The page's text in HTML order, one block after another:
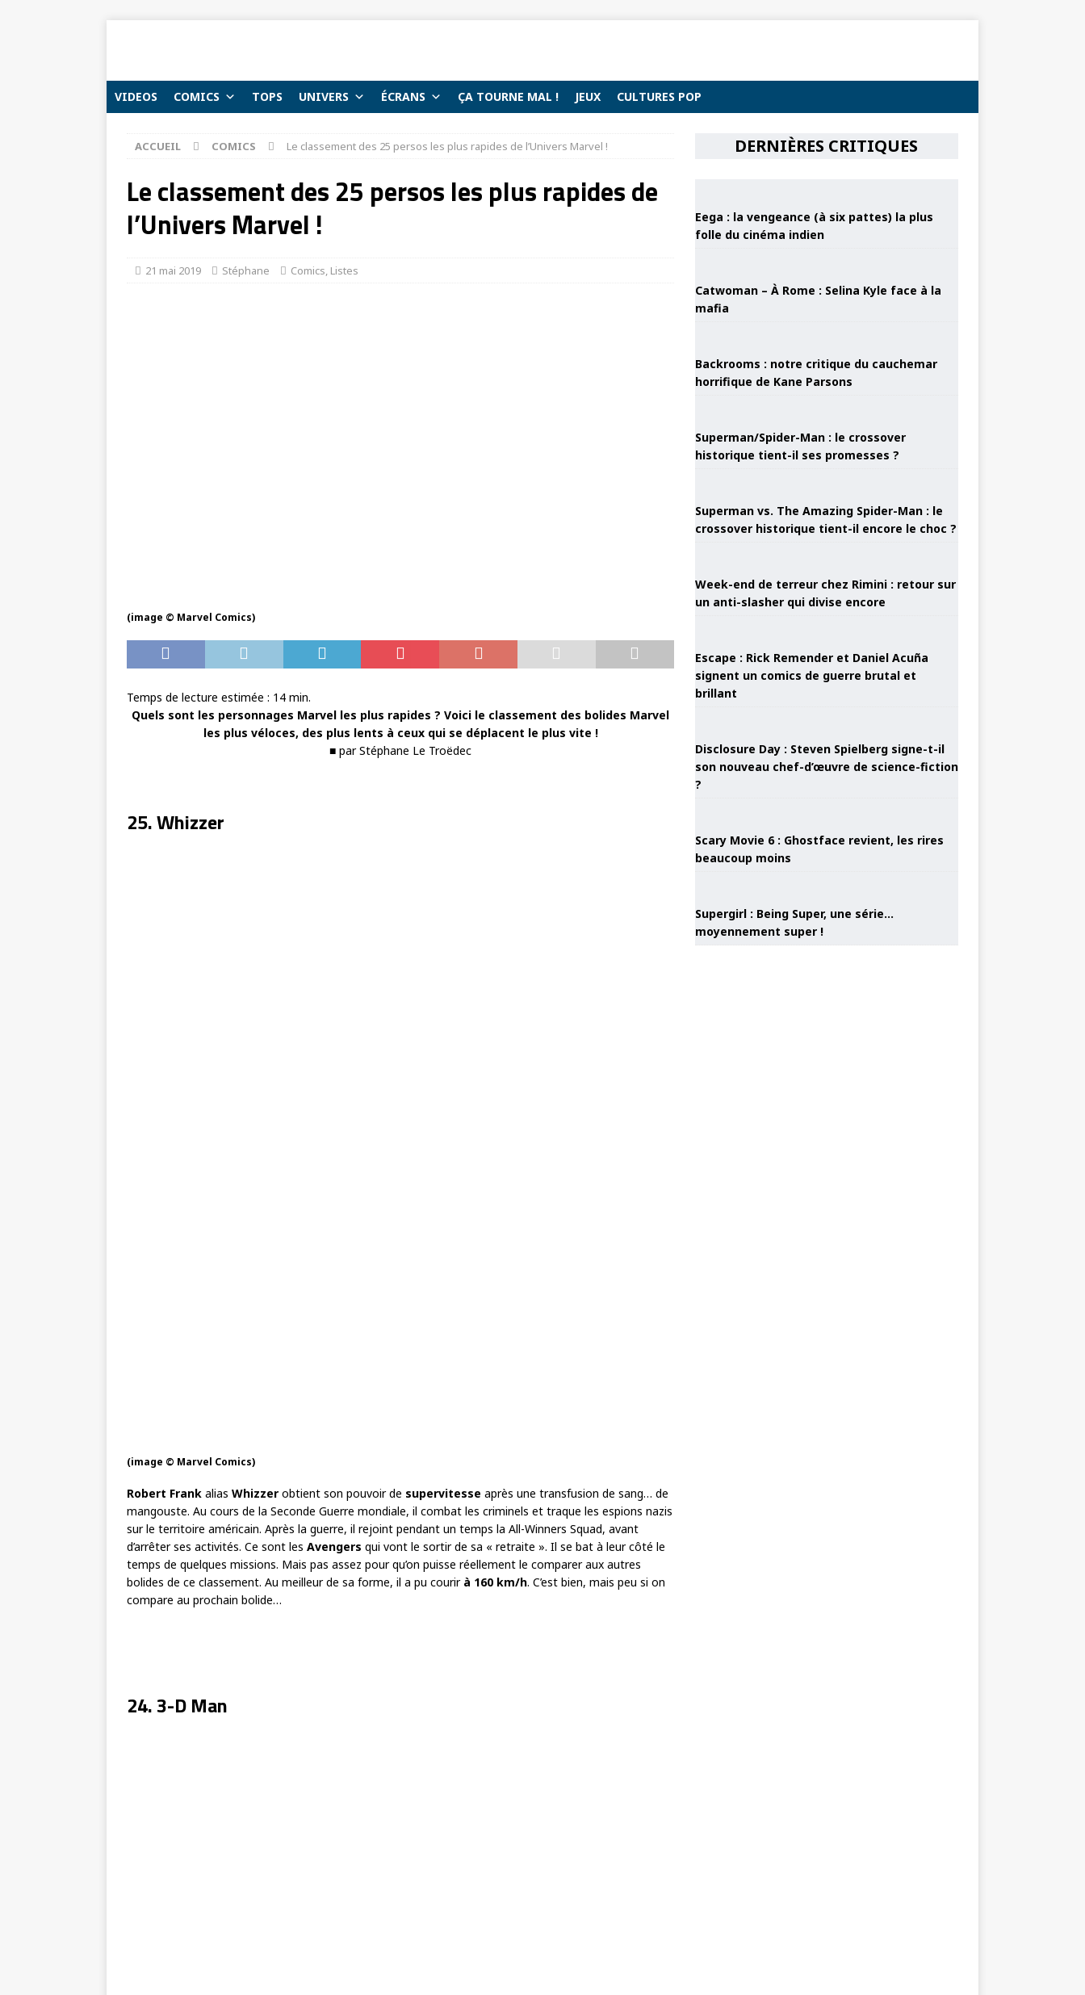
VIDEOS COMICS TOPS UNIVERS ÉCRANS ÇA TOURNE MAL ! JEUX CULTURES POP
ACCUEIL COMICS Le classement des 25 persos les plus rapides de l’Univers Marvel !
Le classement des 25 persos les plus rapides de
l’Univers Marvel !
21 mai 2019 Stéphane Comics, Listes
(image © Marvel Comics)
Temps de lecture estimée : 14 min.
Quels sont les personnages Marvel les plus rapides ? Voici le classement des bolides Marvel
les plus véloces, des plus lents à ceux qui se déplacent le plus vite !
■ par Stéphane Le Troëdec
25. Whizzer
(image © Marvel Comics)
Robert Frank alias Whizzer obtient son pouvoir de supervitesse après une transfusion de sang… de
mangouste. Au cours de la Seconde Guerre mondiale, il combat les criminels et traque les espions nazis
sur le territoire américain. Après la guerre, il rejoint pendant un temps la All-Winners Squad, avant
d’arrêter ses activités. Ce sont les Avengers qui vont le sortir de sa « retraite ». Il se bat à leur côté le
temps de quelques missions. Mais pas assez pour qu’on puisse réellement le comparer aux autres
bolides de ce classement. Au meilleur de sa forme, il a pu courir à 160 km/h. C’est bien, mais peu si on
compare au prochain bolide…
24. 3-D Man
DERNIÈRES CRITIQUES
Eega : la vengeance (à six pattes) la plus
folle du cinéma indien
Catwoman – À Rome : Selina Kyle face à la
mafia
Backrooms : notre critique du cauchemar
horrifique de Kane Parsons
Superman/Spider-Man : le crossover
historique tient-il ses promesses ?
Superman vs. The Amazing Spider-Man : le
crossover historique tient-il encore le choc ?
Week-end de terreur chez Rimini : retour sur
un anti-slasher qui divise encore
Escape : Rick Remender et Daniel Acuña
signent un comics de guerre brutal et
brillant
Disclosure Day : Steven Spielberg signe-t-il
son nouveau chef-d’œuvre de science-fiction
?
Scary Movie 6 : Ghostface revient, les rires
beaucoup moins
Supergirl : Being Super, une série…
moyennement super !